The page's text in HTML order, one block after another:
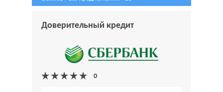
Доверительный кредит